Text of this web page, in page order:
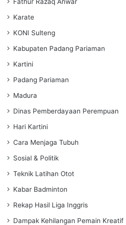
Karate
KONI Sulteng
Kabupaten Padang Pariaman
Kartini
Padang Pariaman
Madura
Dinas Pemberdayaan Perempuan
Hari Kartini
Cara Menjaga Tubuh
Sosial & Politik
Teknik Latihan Otot
Kabar Badminton
Rekap Hasil Liga Inggris
Dampak Kehilangan Pemain Kreatif